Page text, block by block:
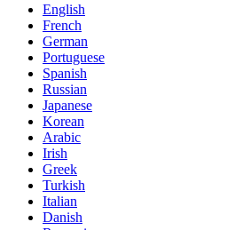
English
French
German
Portuguese
Spanish
Russian
Japanese
Korean
Arabic
Irish
Greek
Turkish
Italian
Danish